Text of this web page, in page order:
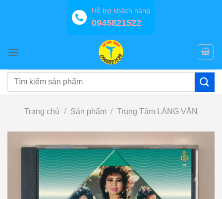
Hỗ trợ khách hàng
0945821522
Tìm
Trang chủ / Sản phẩm / Trung Tâm LÀNG VĂN